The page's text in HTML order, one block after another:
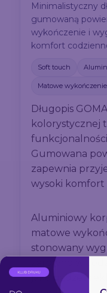
Minimalistyczny
gumowaną
wykończenie i
komfort
Soft touch
Matowe wykończenie
Długopis
kolorystycznej
Gumowana
zapewnia
wysoki komfort
Aluminiowy
matowe
stonowany
zarówno w
jako gadżet